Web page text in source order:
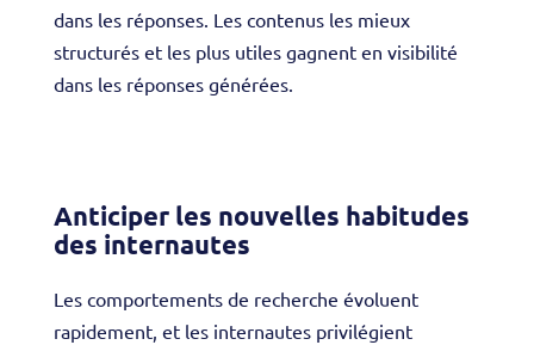
dans les réponses. Les contenus les mieux
structurés et les plus utiles gagnent en visibilité
dans les réponses générées.
Anticiper les nouvelles habitudes
des internautes
Les comportements de recherche évoluent
rapidement, et les internautes privilégient